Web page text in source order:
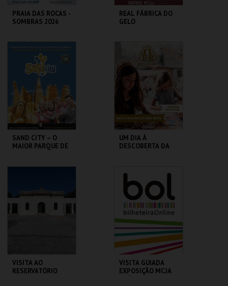
PRAIA DAS ROCAS -
SOMBRAS 2026
PRAIA DAS ROCAS
MAIS INFO
COMPRAR
REAL FÁBRICA DO
GELO
REAL FÁBRICA DO
MAIS INFO
COMPRAR
SAND CITY – O
MAIOR PARQUE DE
MAIS INFO
UM DIA À
DESCOBERTA DA
CERCA CASTELO DE
ÓBIDOS
MAIS INFO
COMPRAR
VISITA AO
RESERVATÓRIO
VISITA GUIADA
EXPOSIÇÃO MCJA